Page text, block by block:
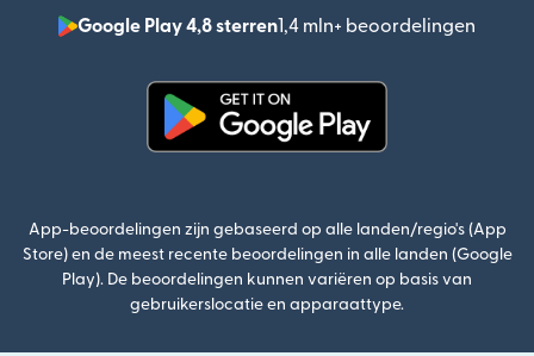
Google Play 4,8 sterren1,4 mln+ beoordelingen
App-beoordelingen zijn gebaseerd op alle landen/regio's (App
Store) en de meest recente beoordelingen in alle landen (Google
Play). De beoordelingen kunnen variëren op basis van
gebruikerslocatie en apparaattype.